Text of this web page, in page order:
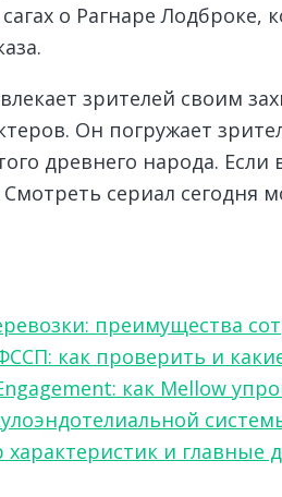
сагах о Рагнаре
зрителей своим
Он погружает
древнего народа.
сериал
преимущества
как проверить и
как Mellow
характеристик и главные